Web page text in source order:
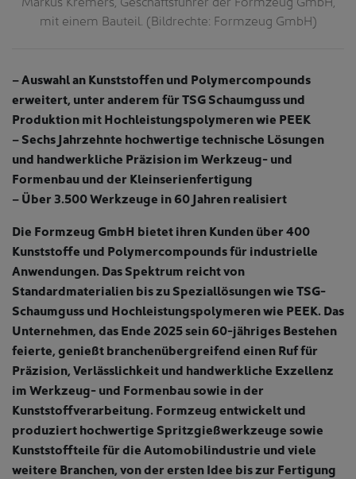
mit einem Bauteil. (Bildrechte: Formzeug GmbH)
– Auswahl an Kunststoffen und Polymercompounds
erweitert, unter anderem für TSG Schaumguss und
Produktion mit Hochleistungspolymeren wie PEEK
– Sechs Jahrzehnte hochwertige technische Lösungen
und handwerkliche Präzision im Werkzeug- und
Formenbau und der Kleinserienfertigung
– Über 3.500 Werkzeuge in 60 Jahren realisiert
Die Formzeug GmbH bietet ihren Kunden über 400
Kunststoffe und Polymercompounds für industrielle
Anwendungen. Das Spektrum reicht von
Standardmaterialien bis zu Speziallösungen wie TSG-
Schaumguss und Hochleistungspolymeren wie PEEK. Das
Unternehmen, das Ende 2025 sein 60-jähriges Bestehen
feierte, genießt branchenübergreifend einen Ruf für
Präzision, Verlässlichkeit und handwerkliche Exzellenz
im Werkzeug- und Formenbau sowie in der
Kunststoffverarbeitung. Formzeug entwickelt und
produziert hochwertige Spritzgießwerkzeuge sowie
Kunststoffteile für die Automobilindustrie und viele
weitere Branchen, von der ersten Idee bis zur Fertigung